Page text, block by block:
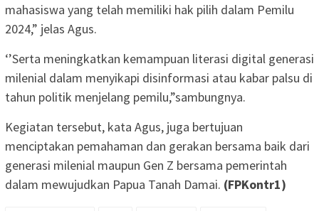
mahasiswa yang telah memiliki hak pilih dalam Pemilu
2024,” jelas Agus.
‘’Serta meningkatkan kemampuan literasi digital generasi
milenial dalam menyikapi disinformasi atau kabar palsu di
tahun politik menjelang pemilu,”sambungnya.
Kegiatan tersebut, kata Agus, juga bertujuan
menciptakan pemahaman dan gerakan bersama baik dari
generasi milenial maupun Gen Z bersama pemerintah
dalam mewujudkan Papua Tanah Damai. (FPKontr1)